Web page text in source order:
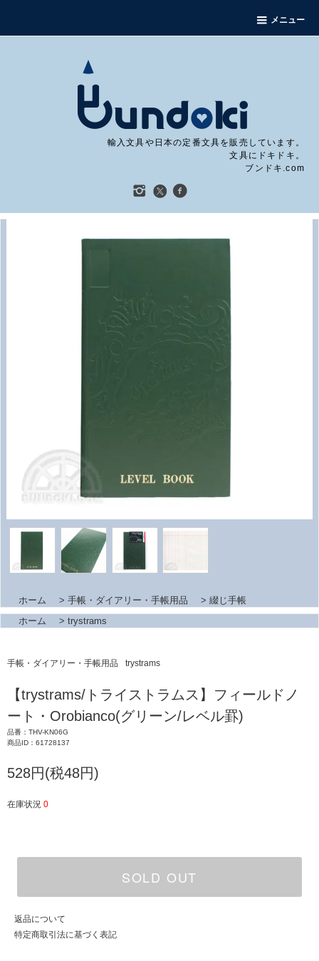
メニュー
輸入文具や日本の定番文具を販売しています。
文具にドキドキ。
ブンドキ.com
ホーム > 手帳・ダイアリー・手帳用品 > 綴じ手帳
ホーム
> trystrams
手帳・ダイアリー・手帳用品 trystrams
【trystrams/トライストラムス】フィールドノ
ート・Orobianco(グリーン/レベル罫)
品番：THV-KN06G
商品ID：61728137
528円(税48円)
在庫状況 0
SOLD OUT
返品について
特定商取引法に基づく表記